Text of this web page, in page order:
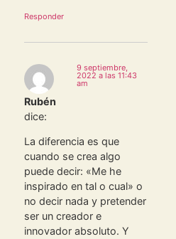
Responder
Rubén
dice:
9 septiembre,
2022 a las 11:43
am
La diferencia es que
cuando se crea algo
puede decir: «Me he
inspirado en tal o cual» o
no decir nada y pretender
ser un creador e
innovador absoluto. Y